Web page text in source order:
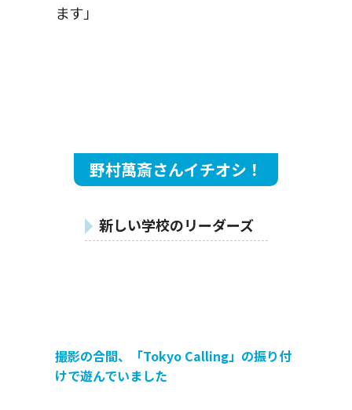
ます」
野村萬斎さんイチオシ！
新しい学校のリーダーズ
撮影の合間、「Tokyo Calling」の振り付
けで遊んでいました